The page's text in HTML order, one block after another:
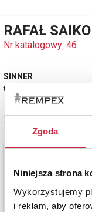
Zgoda
Niniejsza strona
Wykorzystujemy
i reklam, aby
RAFAŁ
Nr katalogowy: 46
SINNER
technika mieszana,